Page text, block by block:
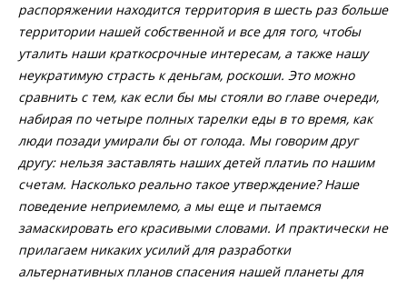
распоряжении находится территория в шесть раз больше
территории нашей собственной и все для того, чтобы
уталить наши краткосрочные интересам, а также нашу
неукратимую страсть к деньгам, роскоши. Это можно
сравнить с тем, как если бы мы стояли во главе очереди,
набирая по четыре полных тарелки еды в то время, как
люди позади умирали бы от голода. Мы говорим друг
другу: нельзя заставлять наших детей платиь по нашим
счетам. Насколько реально такое утверждение? Наше
поведение неприемлемо, а мы еще и пытаемся
замаскировать его красивыми словами. И практически не
прилагаем никаких усилий для разработки
альтернативных планов спасения нашей планеты для